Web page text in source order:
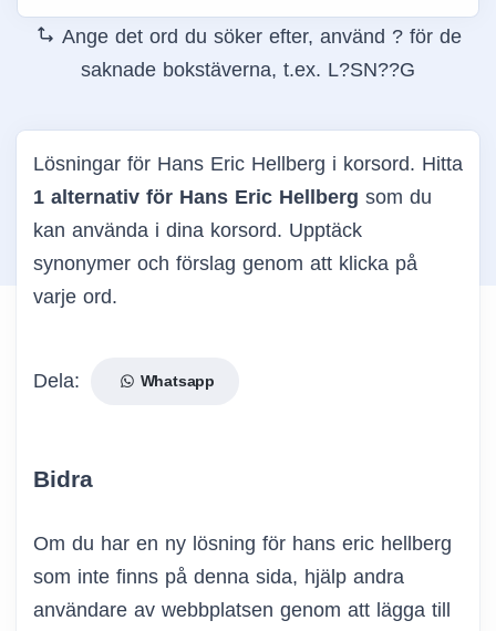
Ange det ord du söker efter, använd ? för de
saknade bokstäverna, t.ex. L?SN??G
Lösningar för Hans Eric Hellberg i korsord. Hitta
1 alternativ för Hans Eric Hellberg som du
kan använda i dina korsord. Upptäck
synonymer och förslag genom att klicka på
varje ord.
Dela: Whatsapp
Bidra
Om du har en ny lösning för hans eric hellberg
som inte finns på denna sida, hjälp andra
användare av webbplatsen genom att lägga till